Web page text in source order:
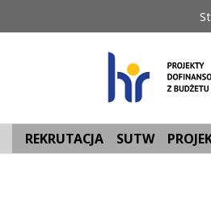
REKRUTACJA SUTW